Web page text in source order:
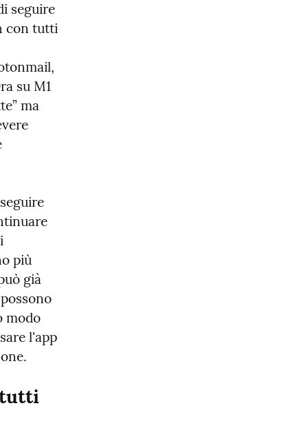
seguire
con tutti
su M1
ma
più
già
modo
l'app
tutti